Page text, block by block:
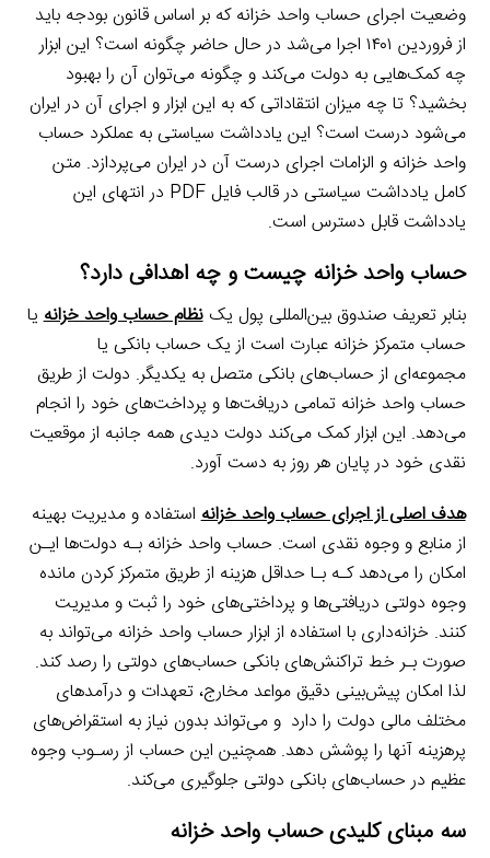
وضعیت اجرای حساب واحد خزانه که بر اساس قانون بودجه باید
از فروردین ۱۴۰۱ اجرا می‌شد در حال حاضر چگونه است؟ این ابزار
چه کمک‌هایی به دولت می‌کند و چگونه می‌توان آن را بهبود
بخشید؟ تا چه میزان انتقاداتی که به این ابزار و اجرای آن در ایران
می‌شود درست است؟ این یادداشت سیاستی به عملکرد حساب
واحد خزانه و الزامات اجرای درست آن در ایران می‌پردازد. متن
کامل یادداشت سیاستی در قالب فایل PDF در انتهای این
یادداشت قابل دسترس است.
حساب واحد خزانه چیست و چه اهدافی دارد؟
بنابر تعریف صندوق بین‌المللی پول یکنظام حساب واحد خزانهیا
حساب متمرکز خزانه عبارت است از یک حساب بانکی یا
مجموعه‌ای از حساب‌های بانکی متصل به یکدیگر. دولت از طریق
حساب واحد خزانه تمامی دریافت‌ها و پرداخت‌های خود را انجام
می‌دهد. این ابزار کمک می‌کند دولت دیدی همه جانبه از موقعیت
نقدی خود در پایان هر روز به دست آورد.
هدف اصلی از اجرای حساب واحد خزانهاستفاده و مدیریت بهینه
از منابع و وجوه نقدی است. حساب واحد خزانه بـه دولت‌ها ایـن
امکان را می‌دهد کـه بـا حداقل هزینه از طریق متمرکز کردن مانده
وجوه دولتی دریافتی‌ها و پرداختی‌های خود را ثبت و مدیریت
کنند. خزانه‌داری با استفاده از ابزار حساب واحد خزانه می‌تواند به
صورت بـر خط تراکنش‌های بانکی حساب‌های دولتی را رصد کند.
لذا امکان پیش‌بینی دقیق مواعد مخارج، تعهدات و درآمدهای
مختلف مالی دولت را دارد و می‌تواند بدون نیاز به استقراض‌های
پرهزینه آنها را پوشش دهد. همچنین این حساب از رسـوب وجوه
عظیم در حساب‌های بانکی دولتی جلوگیری می‌کند.
سه مبنای کلیدی حساب واحد خزانه